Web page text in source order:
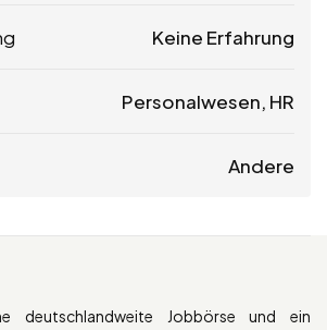
Keine Erfahrung
Personalwesen, HR
Andere
deutschlandweite Jobbörse und ein